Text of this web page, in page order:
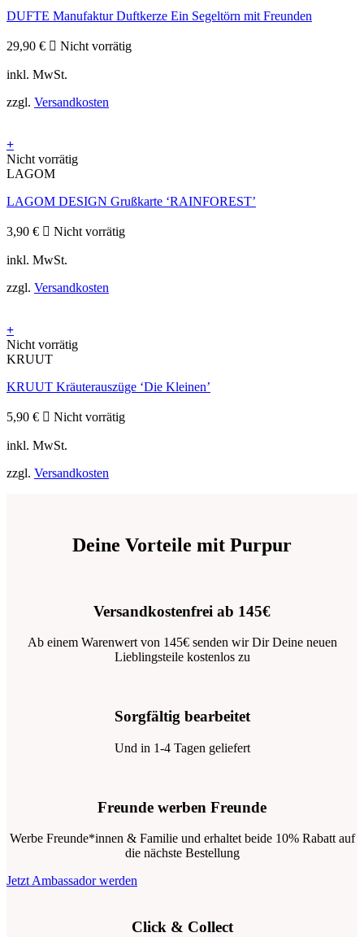
DUFTE Manufaktur Duftkerze Ein Segeltörn mit Freunden
29,90 € Nicht vorrätig
inkl. MwSt.
zzgl. Versandkosten
+
Nicht vorrätig
LAGOM
LAGOM DESIGN Grußkarte ‘RAINFOREST’
3,90 € Nicht vorrätig
inkl. MwSt.
zzgl. Versandkosten
+
Nicht vorrätig
KRUUT
KRUUT Kräuterauszüge ‘Die Kleinen’
5,90 € Nicht vorrätig
inkl. MwSt.
zzgl. Versandkosten
Deine Vorteile mit Purpur
Versandkostenfrei ab 145€
Ab einem Warenwert von 145€ senden wir Dir Deine neuen
Lieblingsteile kostenlos zu
Sorgfältig bearbeitet
Und in 1-4 Tagen geliefert
Freunde werben Freunde
Werbe Freunde*innen & Familie und erhaltet beide 10% Rabatt auf
die nächste Bestellung
Jetzt Ambassador werden
Click & Collect